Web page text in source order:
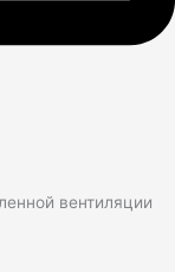
вентиляции